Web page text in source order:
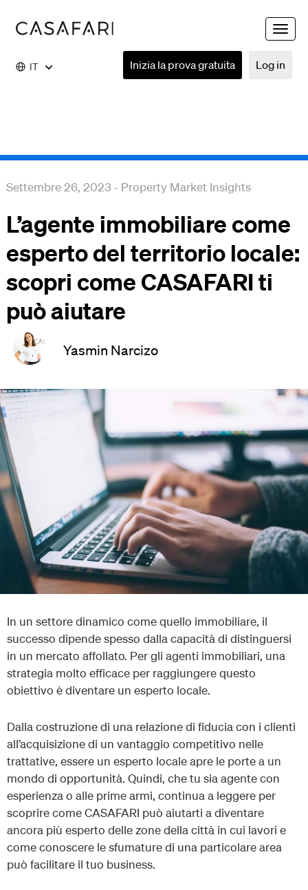
Toggle
IT Log in
Inizia la prova gratuita
Settembre 26, 2023 - Property Market Insights
L’agente immobiliare come
esperto del territorio locale:
scopri come CASAFARI ti
può aiutare
Yasmin Narcizo
In un settore dinamico come quello immobiliare, il
successo dipende spesso dalla capacità di distinguersi
in un mercato affollato. Per gli agenti immobiliari, una
strategia molto efficace per raggiungere questo
obiettivo è diventare un esperto locale.
Dalla costruzione di una relazione di fiducia con i clienti
all’acquisizione di un vantaggio competitivo nelle
trattative, essere un esperto locale apre le porte a un
mondo di opportunità. Quindi, che tu sia agente con
esperienza o alle prime armi, continua a leggere per
scoprire come CASAFARI può aiutarti a diventare
ancora più esperto delle zone della città in cui lavori e
come conoscere le sfumature di una particolare area
può facilitare il tuo business.